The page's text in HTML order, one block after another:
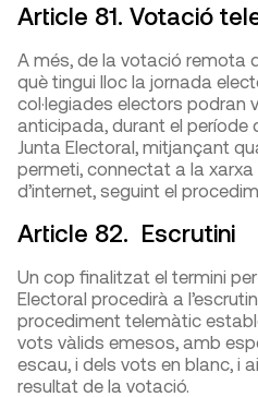
Article 81. Votació
A més, de la votació remota
què tingui lloc la jornada
col·legiades electors
anticipada, durant el període
Junta Electoral, mitjançant
permeti, connectat a la
d’internet, seguint el
Article 82. Escrutini
Un cop finalitzat el termini
Electoral procedirà a
procediment telemàtic
vots vàlids emesos, amb
escau, i dels vots en blanc, i
resultat de la votació.